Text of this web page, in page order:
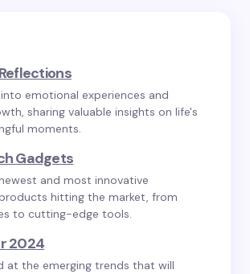
emotional experiences and
sharing valuable insights on life's
moments.
Gadgets
and most innovative
hitting the market, from
to cutting-edge tools.
2024
at the emerging trends that will